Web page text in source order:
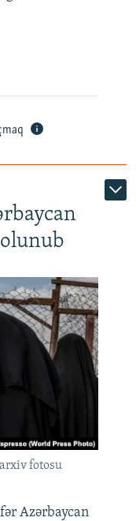
fotosu
Azərbaycan